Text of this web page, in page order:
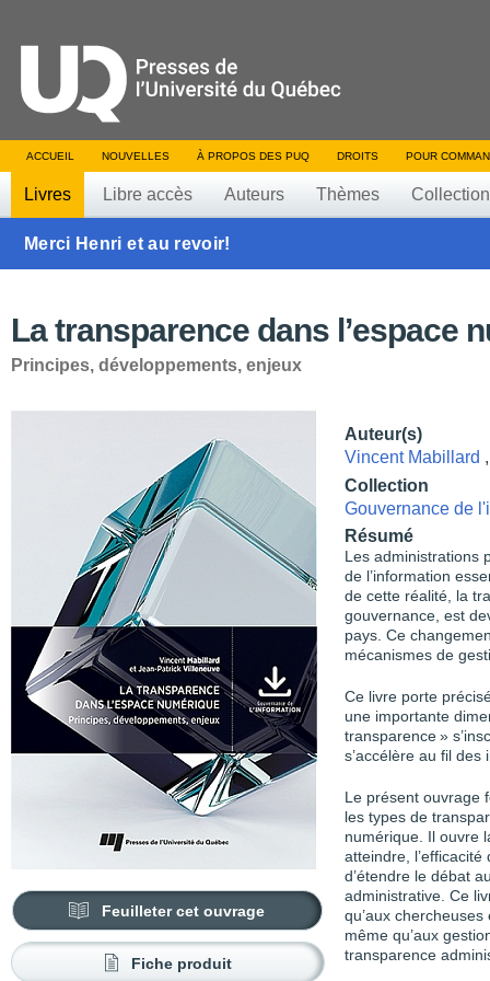
ACCUEIL NOUVELLES À PROPOS DES PUQ DROITS POUR
Livres Libre accès Auteurs Thèmes
Merci Henri et au revoir!
La transparence dans l’espace
Principes, développements, enjeux
Feuilleter cet ouvrage
Fiche produit
Auteur(s)
Vincent Mabillard
Collection
Gouvernance de
Résumé
Les administrations
de l’information
de cette réalité, la
gouvernance, est
pays. Ce
mécanismes de
Ce livre porte
une importante
transparence »
s’accélère au fil
Le présent ouvrage
les types de
numérique. Il ouvre
atteindre,
d’étendre le débat
administrative. Ce
qu’aux
même qu’aux
transparence